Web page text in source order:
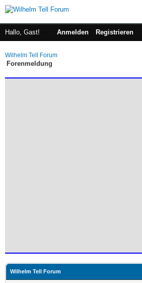
Hallo, Gast! Anmelden Registrieren
Wilhelm Tell Forum
Forenmeldung
Wilhelm Tell Forum